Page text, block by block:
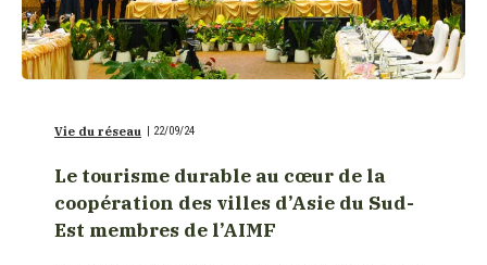
Vie du réseau 22/09/24
Le tourisme durable au cœur de la
coopération des villes d’Asie du Sud-
Est membres de l’AIMF